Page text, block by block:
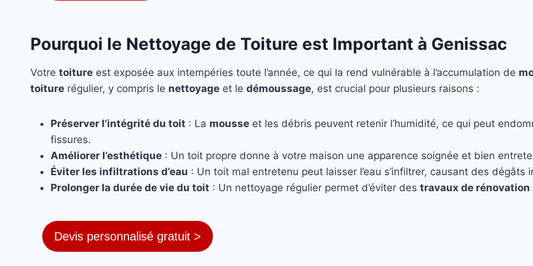
Pourquoi le Nettoyage de Toiture est Important à Genissac
Votre toiture est exposée aux intempéries toute l’année, ce qui la rend vulnérable à l’accumulation de
toiture régulier, y compris le nettoyage et le démoussage, est crucial pour plusieurs raisons :
Préserver l’intégrité du toit : La mousse et les débris peuvent retenir l’humidité, ce qui peut
fissures.
Améliorer l’esthétique : Un toit propre donne à votre maison une apparence soignée et bien
Éviter les infiltrations d’eau : Un toit mal entretenu peut laisser l’eau s’infiltrer, causant des
Prolonger la durée de vie du toit : Un nettoyage régulier permet d’éviter des travaux de rénovation
Devis personnalisé gratuit >